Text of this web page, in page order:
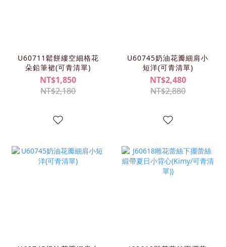
U60711鬆餅縷空細格花
朵鉛筆裙(可青清單)
NT$1,850
NT$2,180
U60745奶油花瓣細肩小
短洋(可青清單)
NT$2,480
NT$2,880